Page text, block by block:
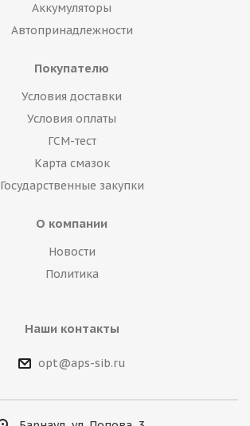
Аккумуляторы
Автопринадлежности
Покупателю
Условия доставки
Условия оплаты
ГСМ-тест
Карта смазок
Государственные закупки
О компании
Новости
Политика
Наши контакты
opt@aps-sib.ru